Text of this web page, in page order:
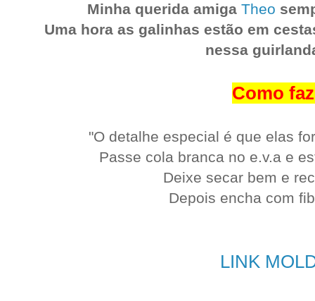
Minha querida amiga Theo
Uma hora as galinhas estão em
nessa
Como
"O detalhe especial é que elas
Passe cola branca no e.v.a e
Deixe secar bem e
Depois encha com
LINK